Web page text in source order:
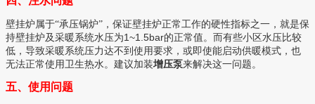
壁挂炉属于“承压锅炉”，保证壁挂炉正常工作的硬性指标之一，就是保
持壁挂炉及采暖系统水压为1~1.5bar的正常值。而有些小区水压比较
低，导致采暖系统压力达不到使用要求，或即使能启动供暖模式，也
无法正常使用卫生热水。建议加装增压泵来解决这一问题。
五、使用问题